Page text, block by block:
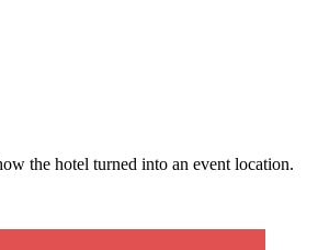
the hotel turned into an event location.